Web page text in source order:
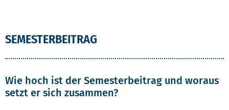
SEMESTERBEITRAG
Wie hoch ist der Semesterbeitrag und woraus
setzt er sich zusammen?